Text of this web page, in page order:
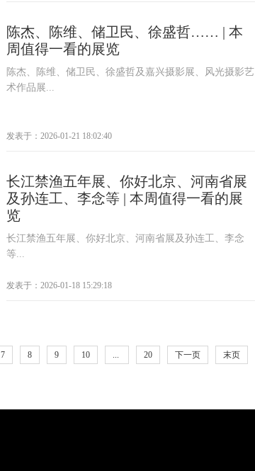
陈杰、陈维、储卫民、徐盛哲…… | 本
周值得一看的展览
陈杰、陈维、储卫民、徐盛哲及嘉兴摄影展、风光摄影艺
术作品展...
发表于：2026-01-21 18:02:40
长江禁渔五年展、你好北京、河南省展
及孙连工、李念等 | 本周值得一看的展
览
长江禁渔五年展、你好北京、河南省展及孙连工、李念
等...
发表于：2026-01-18 15:29:18
7 8 9 10 ... 20 下一页 末页